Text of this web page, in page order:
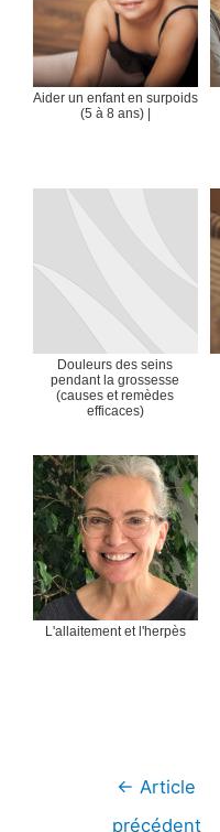
Aider un enfant en surpoids
(5 à 8 ans) |
Douleurs des seins
pendant la grossesse
(causes et remèdes
efficaces)
L'allaitement et l'herpès
Navigation
← Article
précédent